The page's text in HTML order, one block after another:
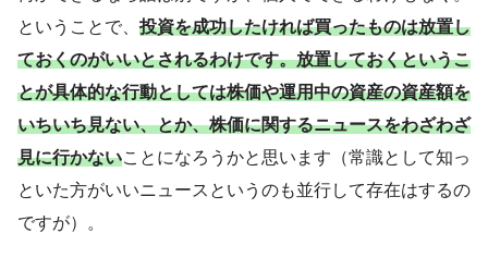
ということで、 投資を成功したければ買ったものは放置し
ておくのがいいとされるわけです。放置しておくというこ
とが具体的な行動としては株価や運用中の資産の資産額を
いちいち見ない、とか、株価に関するニュースをわざわざ
見に行かないことになろうかと思います（常識として知っ
といた方がいいニュースというのも並行して存在はするの
ですが）。